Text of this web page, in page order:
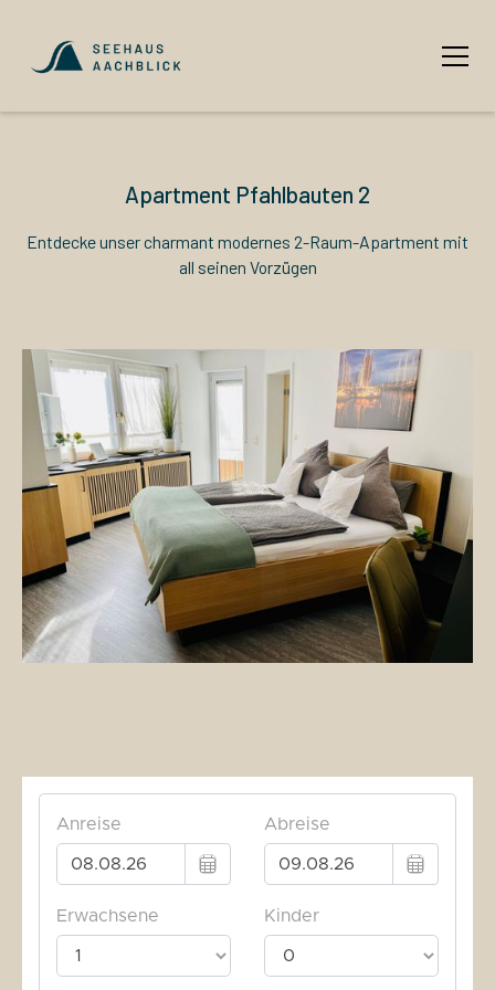
Apartment Pfahlbauten 2
Entdecke unser charmant modernes 2-Raum-Apartment mit
all seinen Vorzügen